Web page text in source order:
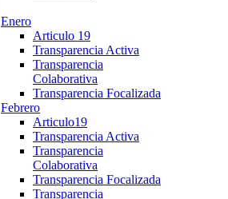
Enero
Articulo 19
Transparencia Activa
Transparencia
Colaborativa
Transparencia Focalizada
Febrero
Articulo19
Transparencia Activa
Transparencia
Colaborativa
Transparencia Focalizada
Transparencia